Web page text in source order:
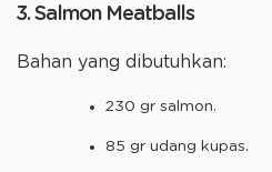
3. Salmon Meatballs
Bahan yang dibutuhkan:
230 gr salmon.
85 gr udang kupas.